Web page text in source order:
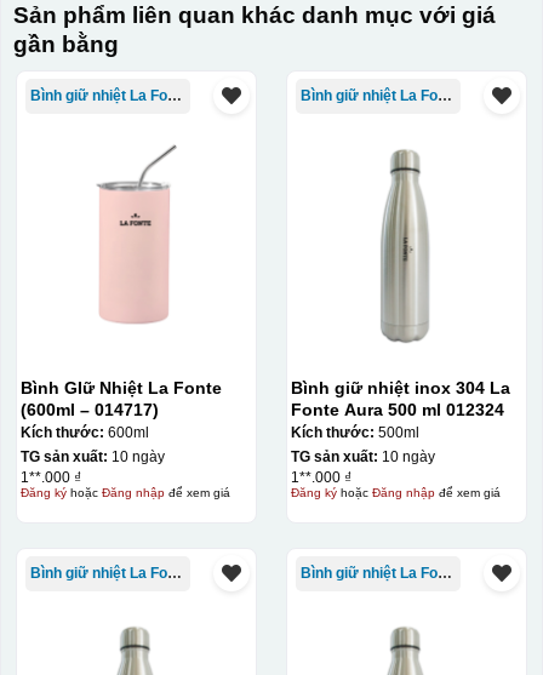
Sản phẩm liên quan khác danh mục với giá
gần bằng
Bình giữ nhiệt La Fonte
Bình GIữ Nhiệt La Fonte
(600ml – 014717)
Kích thước: 600ml
TG sản xuất: 10 ngày
1**.000 ₫
Đăng kýhoặc Đăng nhậpđể xem giá
Bình giữ nhiệt La Fonte
Bình giữ nhiệt inox 304 La
Fonte Aura 500 ml 012324
Kích thước: 500ml
TG sản xuất: 10 ngày
1**.000 ₫
Đăng kýhoặc Đăng nhậpđể xem giá
Bình giữ nhiệt La Fonte Bình giữ nhiệt La Fonte